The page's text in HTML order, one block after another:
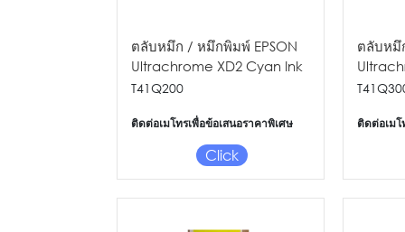
Click
ตลับหมึก / หมึกพิมพ์ EPSON
Ultrachrome XD2 Cyan Ink
110ml for SC-
T41Q200
ติดต่อเมโทรเพื่อข้อเสนอราคาพิเศษ
ตลับหมึ
Ink
ติดต่อเมโ